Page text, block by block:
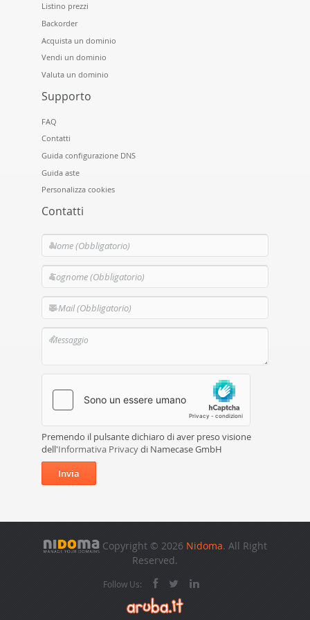
Listino prezzi
Backorder
Acquista un dominio
Vendi un dominio
Valuta un dominio
Supporto
FAQ
Contatti
Guida configurazione DNS
Guida aste
Personalizza cookies
Contatti
Premendo il pulsante dichiaro di aver preso visione
dell'Informativa Privacydi Namecase GmbH
Invia
Copyright © 2026 Nidoma. All Right
Reserved.
Follow Us: